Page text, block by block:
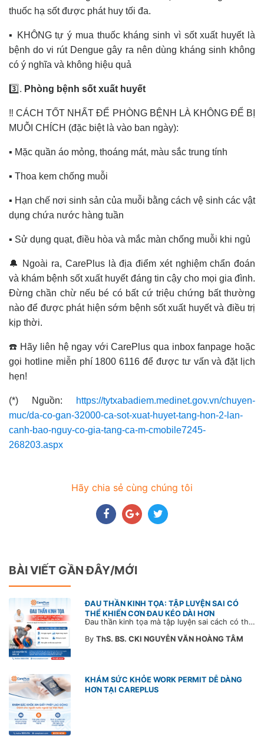
thuốc hạ sốt được phát huy tối đa.
▪️ KHÔNG tự ý mua thuốc kháng sinh vì sốt xuất huyết là
bệnh do vi rút Dengue gây ra nên dùng kháng sinh không
có ý nghĩa và không hiệu quả
3️⃣. Phòng bệnh sốt xuất huyết
‼️ CÁCH TỐT NHẤT ĐỂ PHÒNG BỆNH LÀ KHÔNG ĐỂ BỊ
MUỖI CHÍCH (đặc biệt là vào ban ngày):
▪️ Mặc quần áo mỏng, thoáng mát, màu sắc trung tính
▪️ Thoa kem chống muỗi
▪️ Hạn chế nơi sinh sản của muỗi bằng cách vệ sinh các vật
dụng chứa nước hàng tuần
▪️ Sử dụng quạt, điều hòa và mắc màn chống muỗi khi ngủ
🔔 Ngoài ra, CarePlus là địa điểm xét nghiệm chẩn đoán
và khám bệnh sốt xuất huyết đáng tin cậy cho mọi gia đình.
Đừng chần chừ nếu bé có bất cứ triệu chứng bất thường
nào để được phát hiện sớm bệnh sốt xuất huyết và điều trị
kịp thời.
☎️ Hãy liên hệ ngay với CarePlus qua inbox fanpage hoặc
gọi hotline miễn phí 1800 6116 để được tư vấn và đặt lịch
hẹn!
(*) Nguồn:
https://tytxabadiem.medinet.gov.vn/chuyen-
muc/da-co-gan-32000-ca-sot-xuat-huyet-tang-hon-2-lan-
canh-bao-nguy-co-gia-tang-ca-m-cmobile7245-
268203.aspx
Hãy chia sẻ cùng chúng tôi
BÀI VIẾT GẦN ĐÂY/MỚI
ĐAU THẦN KINH TỌA: TẬP LUYỆN SAI CÓ
THỂ KHIẾN CƠN ĐAU KÉO DÀI HƠN
Đau thần kinh tọa mà tập luyện sai cách có thể khiến cơn đau trở nặng và kéo dài thời gian hồi phục. Tham khảo chia sẻ của Bác sĩ CarePlus để nắm các động tác cần tránh và có góc nhìn đúng về phương pháp điều trị phù hợp trong bài viết sau.
By ThS. BS. CKI NGUYỄN VĂN HOÀNG TÂM
KHÁM SỨC KHỎE WORK PERMIT DỄ DÀNG
HƠN TẠI CAREPLUS